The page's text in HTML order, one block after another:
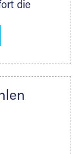
die
zahlreichen
noch
alles